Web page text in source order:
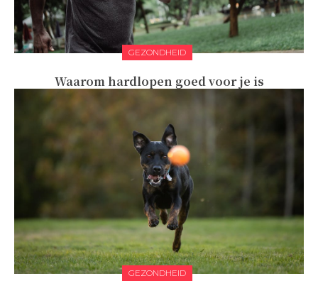
GEZONDHEID
Waarom hardlopen goed voor je is
GEZONDHEID